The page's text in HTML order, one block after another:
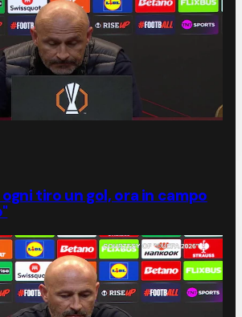
tiro un gol, ora in campo